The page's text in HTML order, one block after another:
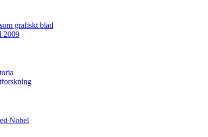
grafiskt blad
2009
Nobel